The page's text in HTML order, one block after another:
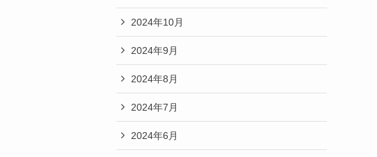
2024年10月
2024年9月
2024年8月
2024年7月
2024年6月